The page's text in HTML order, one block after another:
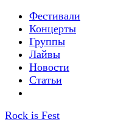
Фестивали
Концерты
Группы
Лайвы
Новости
Статьи
Rock is Fest